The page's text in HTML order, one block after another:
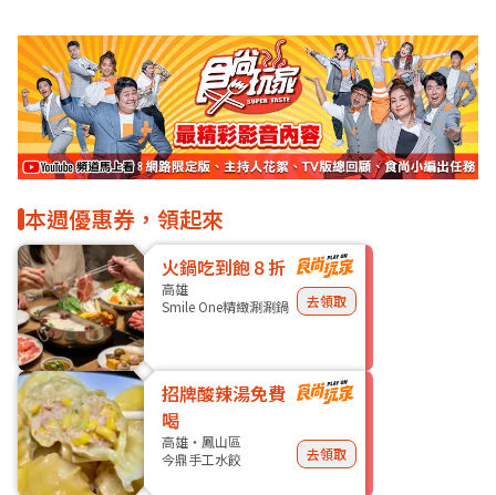
本週優惠券，領起來
火鍋吃到飽８折
高雄
Smile One精緻涮涮鍋
去領取
招牌酸辣湯免費
喝
高雄・鳳山區
今鼎手工水餃
去領取